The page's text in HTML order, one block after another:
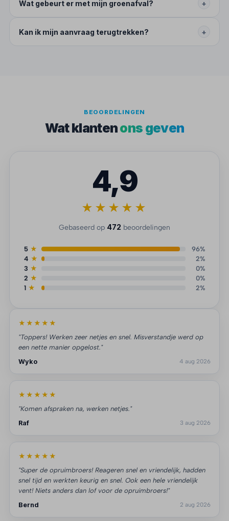
Wat gebeurt er met mijn groenafval? +
Kan ik mijn aanvraag terugtrekken? +
BEOORDELINGEN
Wat klantenons geven
4,9
★★★★★
Gebaseerd op 472 beoordelingen
5 ★
96%
4 ★
2%
3 ★
0%
2 ★
0%
1 ★ 2%
★★★★★
"Toppers! Werken zeer netjes en snel. Misverstandje werd op
een nette manier opgelost."
Wyko
4 aug 2026
★★★★★
"Komen afspraken na, werken netjes."
Raf
3 aug 2026
★★★★★
"Super de opruimbroers! Reageren snel en vriendelijk, hadden
snel tijd en werkten keurig en snel. Ook een hele vriendelijk
vent! Niets anders dan lof voor de opruimbroers!"
Bernd
2 aug 2026